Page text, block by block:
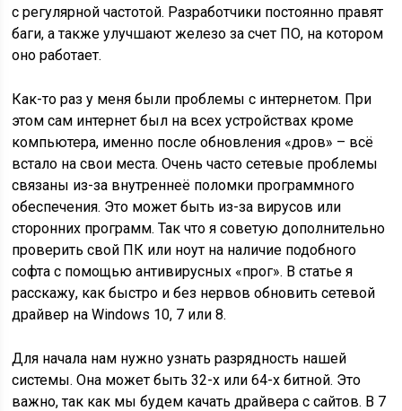
с регулярной частотой. Разработчики постоянно правят
баги, а также улучшают железо за счет ПО, на котором
оно работает.
Как-то раз у меня были проблемы с интернетом. При
этом сам интернет был на всех устройствах кроме
компьютера, именно после обновления «дров» – всё
встало на свои места. Очень часто сетевые проблемы
связаны из-за внутреннеё поломки программного
обеспечения. Это может быть из-за вирусов или
сторонних программ. Так что я советую дополнительно
проверить свой ПК или ноут на наличие подобного
софта с помощью антивирусных «прог». В статье я
расскажу, как быстро и без нервов обновить сетевой
драйвер на Windows 10, 7 или 8.
Для начала нам нужно узнать разрядность нашей
системы. Она может быть 32-х или 64-х битной. Это
важно, так как мы будем качать драйвера с сайтов. В 7